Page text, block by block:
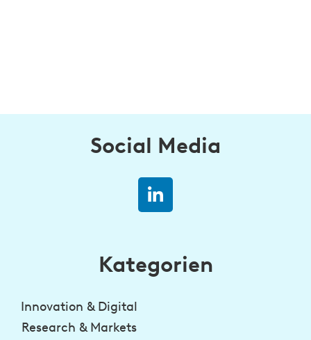
Social Media
Kategorien
Innovation & Digital
Research & Markets